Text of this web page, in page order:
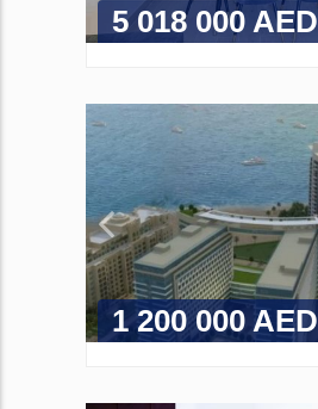
5 018 000 AED
1 200 000 AED